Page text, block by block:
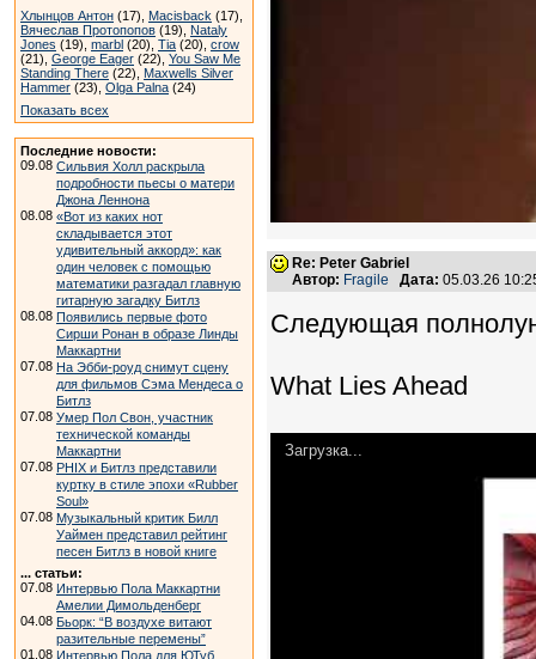
Хлынцов Антон (17), Macisback (17),
Вячеслав Протопопов (19), Nataly
Jones (19), marbl (20), Tia (20), crow
(21), George Eager (22), You Saw Me
Standing There (22), Maxwells Silver
Hammer (23), Olga Palna (24)
Показать всех
Последние новости:
09.08 Сильвия Холл раскрыла
подробности пьесы о матери
Джона Леннона
08.08 «Вот из каких нот
складывается этот
удивительный аккорд»: как
один человек с помощью
математики разгадал главную
гитарную загадку Битлз
08.08 Появились первые фото
Сирши Ронан в образе Линды
Маккартни
07.08 На Эбби-роуд снимут сцену
для фильмов Сэма Мендеса о
Битлз
07.08 Умер Пол Свон, участник
технической команды
Маккартни
07.08 PHIX и Битлз представили
куртку в стиле эпохи «Rubber
Soul»
07.08 Музыкальный критик Билл
Уаймен представил рейтинг
песен Битлз в новой книге
... статьи:
07.08 Интервью Пола Маккартни
Амелии Димольденберг
04.08 Бьорк: “В воздухе витают
разительные перемены”
01.08 Интервью Пола для ЮТуб
Re: Peter Gabriel
Автор: Fragile Дата: 05.03.26
Следующая
What Lies Ahead
Загрузка...